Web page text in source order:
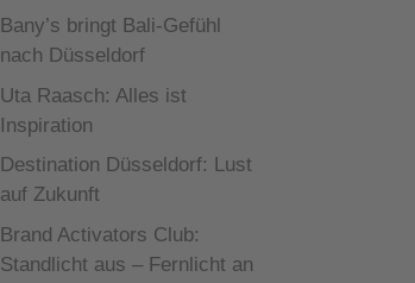
Bany’s bringt Bali-Gefühl
nach Düsseldorf
Uta Raasch: Alles ist
Inspiration
Destination Düsseldorf: Lust
auf Zukunft
Brand Activators Club:
Standlicht aus – Fernlicht an